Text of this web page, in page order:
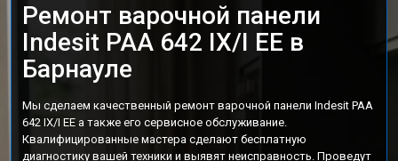
Ремонт варочной панели
Indesit PAA 642 IX/I EE в
Барнауле
Мы сделаем качественный ремонт варочной панели Indesit PAA
642 IX/I EE а также его сервисное обслуживание.
Квалифицированные мастера сделают бесплатную
диагностику вашей техники и выявят неисправность. Проведут